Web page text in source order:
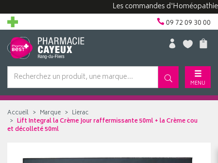
Les commandes d'Homéopathie
09 72 09 30 00
MENU
Accueil Marque
Lierac
Lift Integral la Crème Jour raffermissante 50ml + la Crème cou
et décolleté 50ml